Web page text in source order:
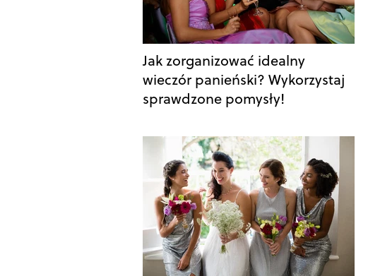
Jak zorganizować idealny
wieczór panieński? Wykorzystaj
sprawdzone pomysły!